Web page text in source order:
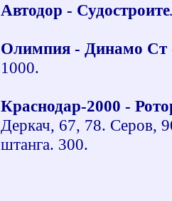
Автодор -
Олимпия - Динамо
1000.
Краснодар-2000 -
Деркач, 67, 78. Серов,
штанга. 300.